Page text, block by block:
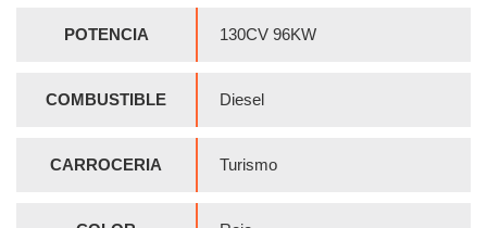
POTENCIA 130CV 96KW
COMBUSTIBLE Diesel
CARROCERIA Turismo